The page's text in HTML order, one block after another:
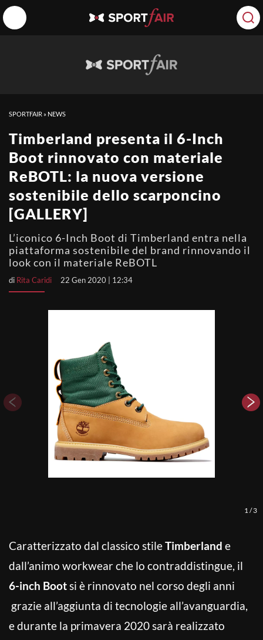
SPORTFAIR » NEWS
Timberland presenta il 6-Inch
Boot rinnovato con materiale
ReBOTL: la nuova versione
sostenibile dello scarponcino
[GALLERY]
L’iconico 6-Inch Boot di Timberland entra nella
piattaforma sostenibile del brand rinnovando il
look con il materiale ReBOTL
di Rita Caridi 22 Gen 2020 | 12:34
1 /3
Caratterizzato dal classico stileTimberland e
dall’animo workwear che lo contraddistingue, il
6-inch Bootsi è rinnovato nel corso degli anni
grazie all’aggiunta di tecnologie all’avanguardia,
e durante la primavera 2020 sarà realizzato